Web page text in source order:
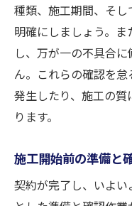
種類、施工期間、そ
明確にしましょう。
し、万が一の不具合
ん。これらの確認を
発生したり、施工の
ります。
施工開始前の準備と
契約が完了し、いよ